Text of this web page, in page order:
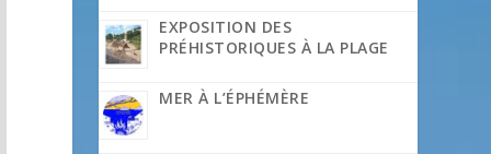
EXPOSITION DES
PRÉHISTORIQUES À LA PLAGE
MER À L’ÉPHÉMÈRE